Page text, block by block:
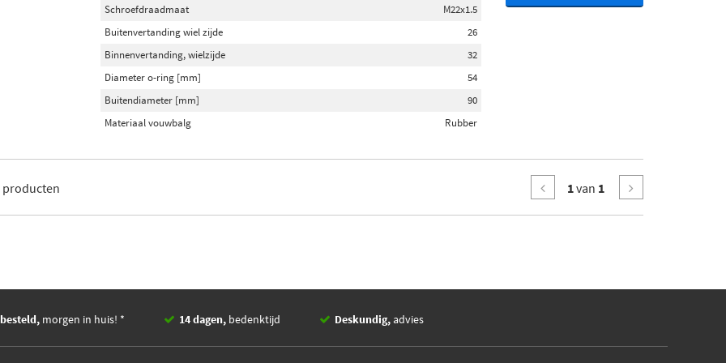
Schroefdraadmaat
M22x1.5
Buitenvertanding wiel zijde
26
Binnenvertanding, wielzijde
32
Diameter o-ring [mm]
54
Buitendiameter [mm]
90
Materiaal vouwbalg
Rubber
producten 1van 1
morgen in huis! * 14 dagen, bedenktijd Deskundig,advies